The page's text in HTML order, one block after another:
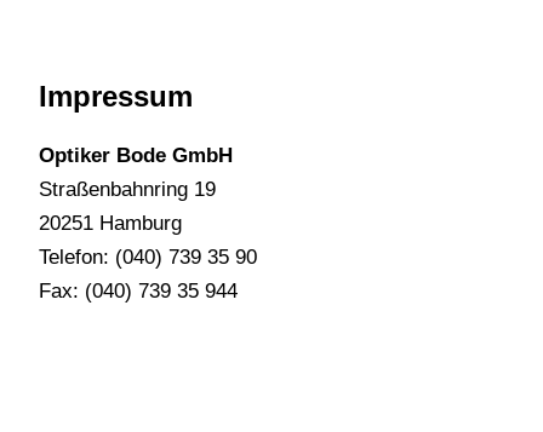
Impressum
Optiker Bode GmbH
Straßenbahnring 19
20251 Hamburg
Telefon: (040) 739 35 90
Fax: (040) 739 35 944